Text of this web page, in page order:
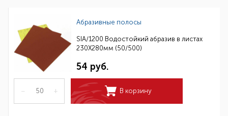
Абразивные полосы
SIA/1200 Водостойкий абразив в листах
230Х280мм (50/500)
54 руб.
– + В корзину